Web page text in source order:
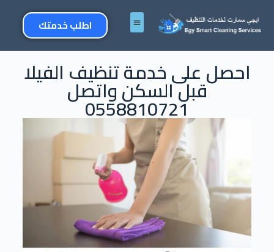
اطلب خدمتك
احصل على خدمة تنظيف الفيلا
قبل السكن واتصل
0558810721